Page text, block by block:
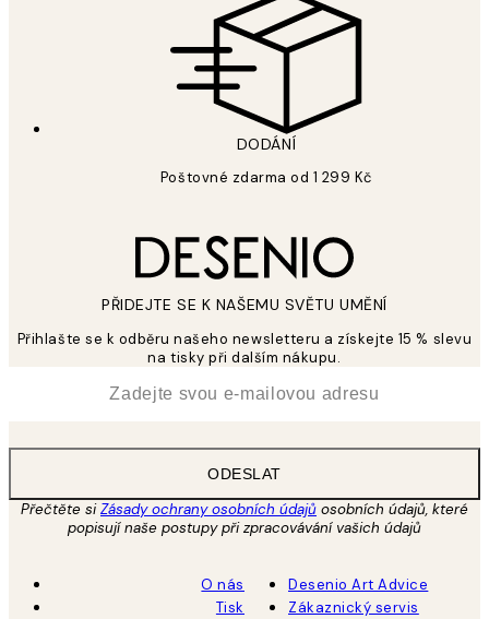
DODÁNÍ
Poštovné zdarma od 1 299 Kč
PŘIDEJTE SE K NAŠEMU SVĚTU UMĚNÍ
Přihlašte se k odběru našeho newsletteru a získejte 15 % slevu
na tisky při dalším nákupu.
ODESLAT
Přečtěte siZásady ochrany osobních údajů osobních údajů, které
popisují naše postupy při zpracovávání vašich údajů
O nás
Tisk
Desenio Art Advice
Zákaznický servis